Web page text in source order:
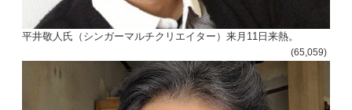
平井敬人氏（シンガーマルチクリエイター）来月11日来熱。
(65,059)